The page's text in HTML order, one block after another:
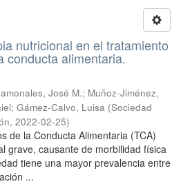
nutricional en el tratamiento
conducta alimentaria.
José M.; Muñoz-Jiménez,
; Gámez-Calvo, Luisa (Sociedad
, 2022-02-25)
de la Conducta Alimentaria (TCA)
grave, causante de morbilidad física
tiene una mayor prevalencia entre
...